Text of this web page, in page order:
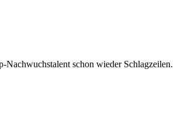
Nachwuchstalent schon wieder Schlagzeilen.